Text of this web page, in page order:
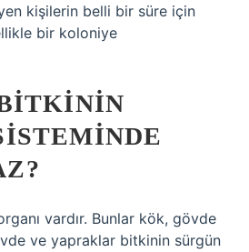
kişilerin belli bir süre için
bir koloniye
vardır. Bunlar kök, gövde
ve yapraklar bitkinin sürgün